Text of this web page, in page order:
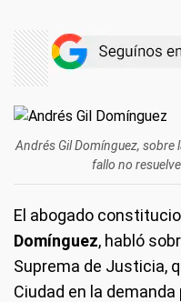
Andrés Gil Domínguez, sobre
fallo no
El abogado
Domínguez, habló
Suprema de Justicia,
Ciudad en la demanda